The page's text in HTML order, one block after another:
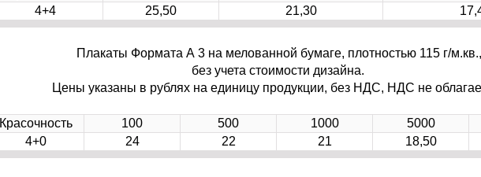
4+4
25,50 21,30
Плакаты Формата А 3 на мелованной бумаге, плотностью 115 г/м.кв.,
без учета стоимости дизайна.
Цены указаны в рублях на единицу продукции, без НДС, НДС не
Красочность 100 500 1000 5000
4+0
24 22 21 18,50